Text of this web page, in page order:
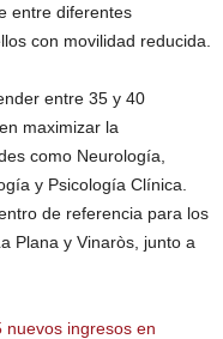
entre diferentes
con movilidad reducida.
entre 35 y 40
maximizar la
como Neurología,
y Psicología Clínica.
de referencia para los
Plana y Vinaròs, junto a
nuevos ingresos en